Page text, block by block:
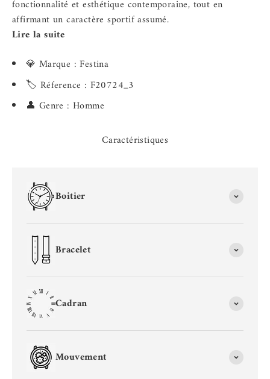
fonctionnalité et esthétique contemporaine, tout en
affirmant un caractère sportif assumé.
Lire la suite
💎 Marque : Festina
🏷️ Réference : F20724_3
👤 Genre : Homme
Caractéristiques
Boitier
Bracelet
Cadran
Mouvement